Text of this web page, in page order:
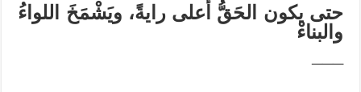
حتى يكون الحَقُّ أعلى رايةً، ويَشْمَخَ اللواءُ
والبناءْ
¯¯¯